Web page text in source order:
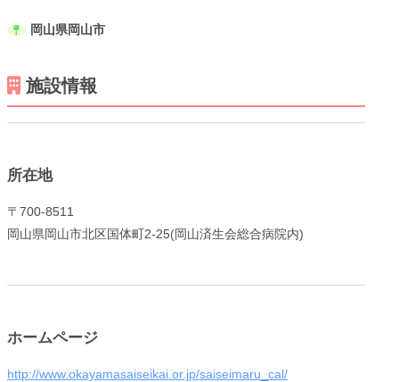
メニューを閉じる
岡山県岡山市
施設情報
所在地
〒700-8511
岡山県岡山市北区国体町2-25(岡山済生会総合病院内)
ホームページ
http://www.okayamasaiseikai.or.jp/saiseimaru_cal/